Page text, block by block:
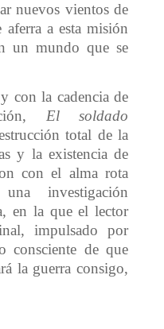
nuevos vientos de
aferra a esta misión
un mundo que se
con la cadencia de
El soldado
total de la
y la existencia de
con el alma rota
investigación
en la que el lector
impulsado por
consciente de que
la guerra consigo,